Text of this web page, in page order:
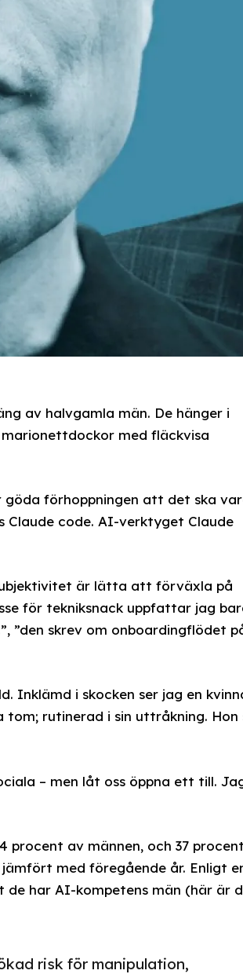
av halvgamla män. De hänger i
med fläckvisa
göda förhoppningen att det ska
Claude code. AI-verktyget Claude
är lätta att förväxla på
för tekniksnack uppfattar jag
”den skrev om onboardingflödet
Inklämd i skocken ser jag en
tom; rutinerad i sin uttråkning. Hon
– men låt oss öppna ett till.
procent av männen, och 37 procent
med föregående år. Enligt
de har AI-kompetens män (här är
risk för manipulation,